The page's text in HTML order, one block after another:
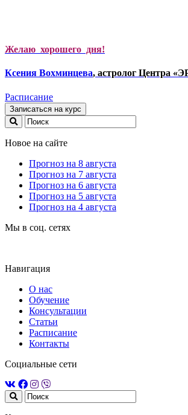
Желаю хорошего дня!
Ксения Вохминцева, астролог Центра
Расписание
Записаться на курс
Новое на сайте
Прогноз на 8 августа
Прогноз на 7 августа
Прогноз на 6 августа
Прогноз на 5 августа
Прогноз на 4 августа
Мы в соц. сетях
Навигация
О нас
Обучение
Консультации
Статьи
Расписание
Контакты
Социальные сети